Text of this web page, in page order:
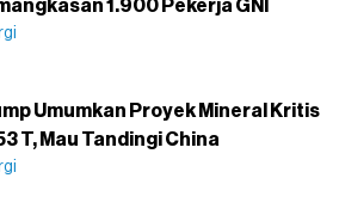
1.900 Pekerja GNI
Umumkan Proyek Mineral Kritis
T, Mau Tandingi China